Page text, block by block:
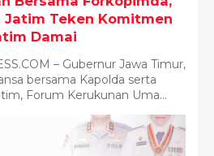
Jatim Teken Komitmen
Damai
– Gubernur Jawa Timur,
bersama Kapolda serta
Forum Kerukunan Uma...